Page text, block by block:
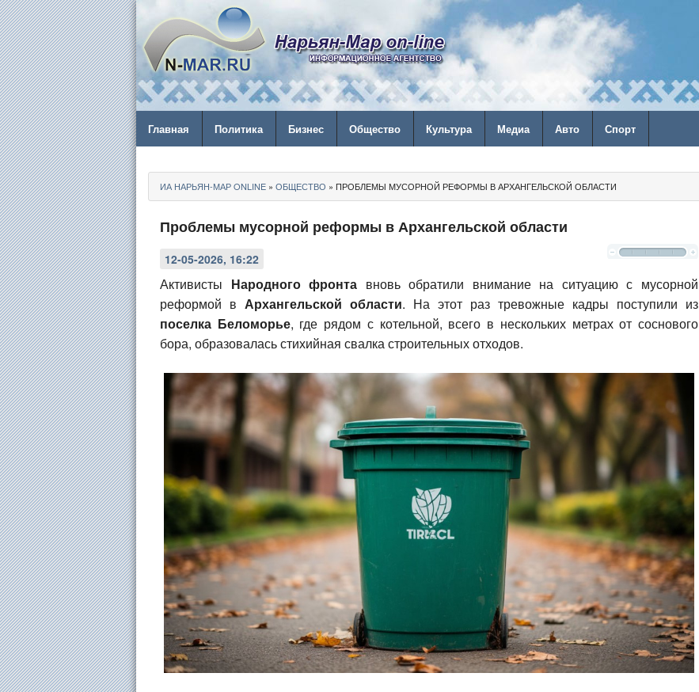
Главная Политика Бизнес Общество Культура Медиа Авто Спорт
ИА НАРЬЯН-МАР ONLINE » ОБЩЕСТВО » ПРОБЛЕМЫ МУСОРНОЙ РЕФОРМЫ В АРХАНГЕЛЬСКОЙ ОБЛАСТИ
Проблемы мусорной реформы в Архангельской области
12-05-2026, 16:22
Активисты Народного фронта вновь обратили внимание на ситуацию с мусорной
реформой в Архангельской области. На этот раз тревожные кадры поступили из
поселка Беломорье, где рядом с котельной, всего в нескольких метрах от соснового
бора, образовалась стихийная свалка строительных отходов.